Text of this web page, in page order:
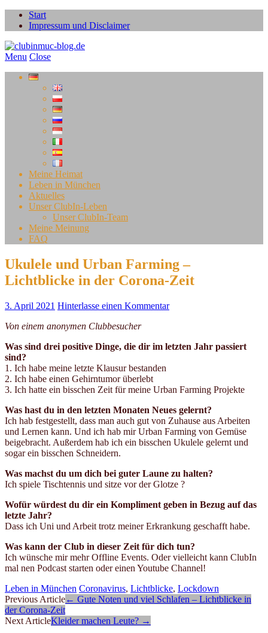
Start
Impressum und Disclaimer
Menu Close
Meine Heimat
Leben in München
Aktuelles
Unser ClubIn-Leben
Unser ClubIn-Team
Meine Meinung
FAQ
Ukulele und Urban Farming –
Lichtblicke in der Corona-Zeit
3. April 2021 Hinterlasse einen Kommentar
Von einem anonymen Clubbesucher
Was sind drei positive Dinge, die dir im letzten Jahr passiert
sind?
1. Ich habe meine letzte Klausur bestanden
2. Ich habe einen Gehirntumor überlebt
3. Ich hatte ein bisschen Zeit für meine Urban Farming Projekte
Was hast du in den letzten Monaten Neues gelernt?
Ich hab festgestellt, dass man auch gut von Zuhause aus Arbeiten
und Lernen kann. Und ich hab mir Urban Farming von Gemüse
beigebracht. Außerdem hab ich ein bisschen Ukulele gelernt und
sogar ein bisschen Schneidern.
Was machst du um dich bei guter Laune zu halten?
Ich spiele Tischtennis und sitze vor der Glotze ?
Wofür würdest du dir ein Kompliment geben in Bezug auf das
letzte Jahr?
Dass ich Uni und Arbeit trotz meiner Erkrankung geschafft habe.
Was kann der Club in dieser Zeit für dich tun?
Ich wünsche mir mehr Offline Events. Oder vielleicht kann ClubIn
mal nen Podcast starten oder einen Youtube Channel!
Leben in München Coronavirus, Lichtblicke, Lockdown
Artikel-
Navigation
Previous Article← Gute Noten und viel Schlafen – Lichtblicke in
der Corona-Zeit
Next ArticleKleider machen Leute? →